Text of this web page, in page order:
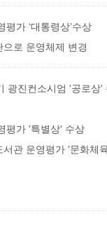
가 ‘대통령상’수상
로 운영체제 변경
광진컨소시엄 '공로상'
평가 '특별상' 수상
관 운영평가 '문화체